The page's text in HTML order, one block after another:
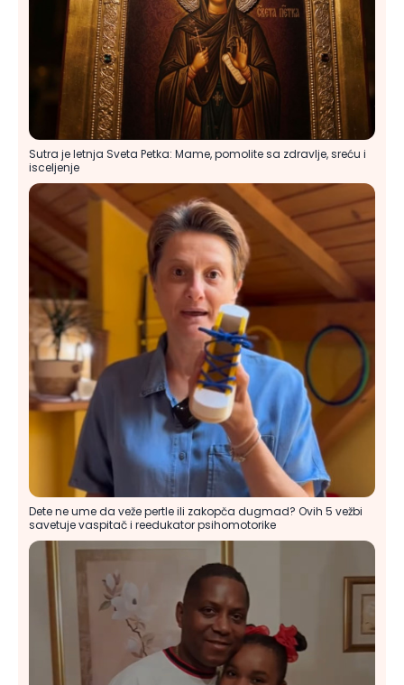
Sutra je letnja Sveta Petka: Mame, pomolite sa zdravlje, sreću i
isceljenje
Dete ne ume da veže pertle ili zakopča dugmad? Ovih 5 vežbi
savetuje vaspitač i reedukator psihomotorike